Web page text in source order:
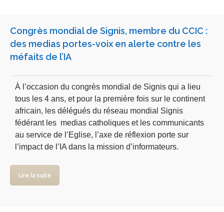
CONTACT
Congrès mondial de Signis, membre du CCIC :
des medias portes-voix en alerte contre les
méfaits de l’IA
À l’occasion du congrès mondial de Signis qui a lieu
tous les 4 ans, et pour la première fois sur le continent
africain, les délégués du réseau mondial Signis
fédérant les medias catholiques et les communicants
au service de l’Eglise, l’axe de réflexion porte sur
l’impact de l’IA dans la mission d’informateurs.
Lire la suite